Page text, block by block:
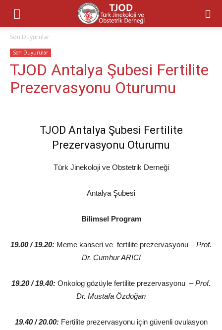
Son Duyurular
Son Duyurular
TJOD Antalya Şubesi Fertilite
Prezervasyonu Oturumu
TJOD Antalya Şubesi Fertilite
Prezervasyonu Oturumu
Türk Jinekoloji ve Obstetrik Derneği
Antalya Şubesi
Bilimsel Program
19.00 / 19.20: Meme kanseri ve fertilite prezervasyonu –Prof.
Dr. Cumhur ARICI
19.20 / 19.40: Onkolog gözüyle fertilite prezervasyonu –Prof.
Dr. Mustafa Özdoğan
19.40 / 20.00: Fertilite prezervasyonu için güvenli ovulasyon